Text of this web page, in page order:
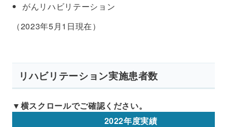
がんリハビリテーション
（2023年5月1日現在）
リハビリテーション実施患者数
2022年度実績